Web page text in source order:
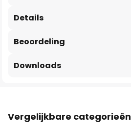
Details
Beoordeling
Downloads
Vergelijkbare categorieën